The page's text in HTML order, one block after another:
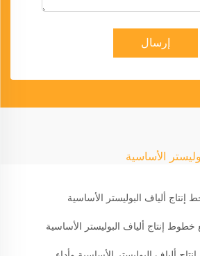
إرسال
الأساسية
إنتاج ألياف البوليستر الأساسية
إنتاج ألياف البوليستر الأساسية